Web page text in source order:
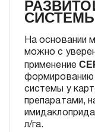
На основании
можно с
применение
формированию
системы у
препаратами,
имидаклоприда
л/га.